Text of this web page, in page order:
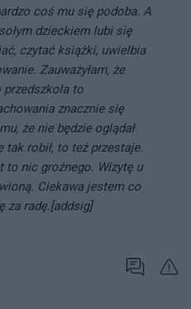
coś mu się podoba. A
dzieckiem lubi się
czytać książki, uwielbia
Zauważyłam, że
przedszkola to
znacznie się
że nie będzie oglądał
robił, to też przestaje.
to nic groźnego. Wizytę u
Ciekawa jestem co
za radę.[addsig]